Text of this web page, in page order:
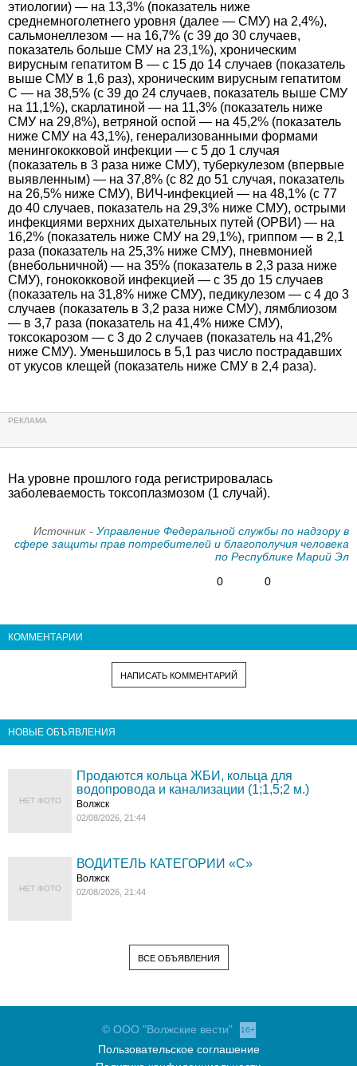
этиологии) — на 13,3% (показатель ниже
среднемноголетнего уровня (далее — СМУ) на 2,4%),
сальмонеллезом — на 16,7% (с 39 до 30 случаев,
показатель больше СМУ на 23,1%), хроническим
вирусным гепатитом B — с 15 до 14 случаев (показатель
выше СМУ в 1,6 раз), хроническим вирусным гепатитом
C — на 38,5% (с 39 до 24 случаев, показатель выше СМУ
на 11,1%), скарлатиной — на 11,3% (показатель ниже
СМУ на 29,8%), ветряной оспой — на 45,2% (показатель
ниже СМУ на 43,1%), генерализованными формами
менингококковой инфекции — с 5 до 1 случая
(показатель в 3 раза ниже СМУ), туберкулезом (впервые
выявленным) — на 37,8% (с 82 до 51 случая, показатель
на 26,5% ниже СМУ), ВИЧ-инфекцией — на 48,1% (с 77
до 40 случаев, показатель на 29,3% ниже СМУ), острыми
инфекциями верхних дыхательных путей (ОРВИ) — на
16,2% (показатель ниже СМУ на 29,1%), гриппом — в 2,1
раза (показатель на 25,3% ниже СМУ), пневмонией
(внебольничной) — на 35% (показатель в 2,3 раза ниже
СМУ), гонококковой инфекцией — с 35 до 15 случаев
(показатель на 31,8% ниже СМУ), педикулезом — с 4 до 3
случаев (показатель в 3,2 раза ниже СМУ), лямблиозом
— в 3,7 раза (показатель на 41,4% ниже СМУ),
токсокарозом — с 3 до 2 случаев (показатель на 41,2%
ниже СМУ). Уменьшилось в 5,1 раз число пострадавших
от укусов клещей (показатель ниже СМУ в 2,4 раза).
На уровне прошлого года регистрировалась
заболеваемость токсоплазмозом (1 случай).
Источник - Управление Федеральной службы по надзору в
сфере защиты прав потребителей и благополучия человека
по Республике Марий Эл
0
0
КОММЕНТАРИИ
НАПИСАТЬ КОММЕНТАРИЙ
НОВЫЕ ОБЪЯВЛЕНИЯ
НЕТ ФОТО
Продаются кольца ЖБИ, кольца для
водопровода и канализации (1;1,5;2 м.)
Волжск
02/08/2026, 21:44
НЕТ ФОТО
ВОДИТЕЛЬ КАТЕГОРИИ «C»
Волжск
02/08/2026, 21:44
ВСЕ ОБЪЯВЛЕНИЯ
© ООО "Волжские вести" 16+
Пользовательское соглашение